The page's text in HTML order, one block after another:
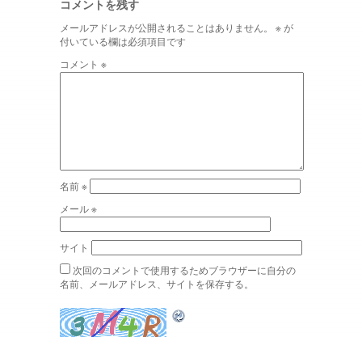
コメントを残す
メールアドレスが公開されることはありません。 ※ が
付いている欄は必須項目です
コメント ※
名前 ※
メール ※
サイト
次回のコメントで使用するためブラウザーに自分の
名前、メールアドレス、サイトを保存する。